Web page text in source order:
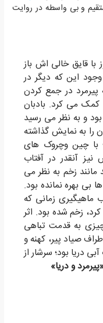
و بی واسطه در روایت
با قایق خالی اش باز
این که دیگر در
پیرمرد در جمع کردن
می کرد. بادبان
و به نظر می رسید
به نمایش گذاشته
با چین وچروک های
آنقدر در آفتاب
زخم به نظر می
بی بهره نمانده بود.
زمانی که
زخم شده بود. اثر
به قدمت تباهی
صیاد پیر، کهنه و
دریا بود؛ سرشار از
و دریا»